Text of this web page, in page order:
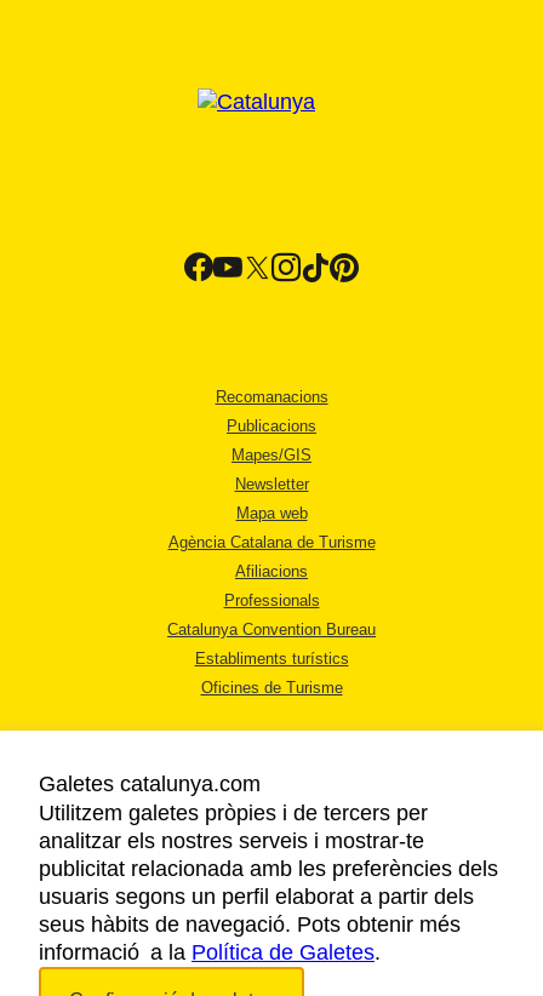
Recomanacions
Publicacions
Mapes/GIS
Newsletter
Mapa web
Agència Catalana de Turisme
Afiliacions
Professionals
Catalunya Convention Bureau
Establiments turístics
Oficines de Turisme
AVÍS LEGAL
POLÍTICA DE PRIVACITAT
COOKIES
ACCESSIBILITAT
Galetes catalunya.com
Utilitzem galetes pròpies i de tercers per
analitzar els nostres serveis i mostrar-te
publicitat relacionada amb les preferències dels
usuaris segons un perfil elaborat a partir dels
seus hàbits de navegació. Pots obtenir més
informació a la Política de Galetes.